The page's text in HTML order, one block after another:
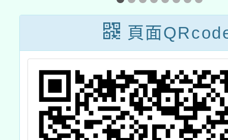
畫」之研習
語趨
計」
頁面